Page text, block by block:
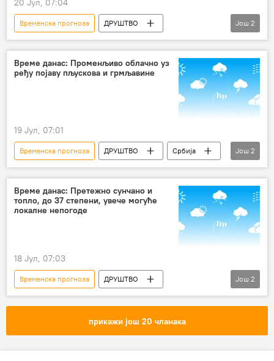
20 Јул, 07:04
Временска прогноза
ДРУШТВО
Србија – друштво
Србија
Још 2
Време данас: Променљиво облачно уз
ређу појаву пљускова и грмљавине
19 Јул, 07:01
Временска прогноза ДРУШТВО
Србија
Србија – друштво
Друштво
Још 2
Време данас: Претежно сунчано и
топло, до 37 степени, увече могуће
локалне непогоде
18 Јул, 07:03
Временска прогноза
ДРУШТВО
Србија – друштво
Друштво
Још 2
прикажи још 20 чланака